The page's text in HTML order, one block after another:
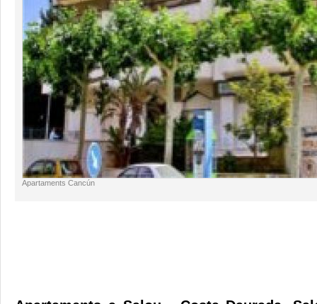
Apartaments Cancún